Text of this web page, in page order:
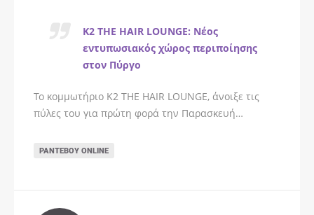
K2 THE HAIR LOUNGE: Νέος
εντυπωσιακός χώρος περιποίησης
στον Πύργο
Το κομμωτήριο K2 THE HAIR LOUNGE, άνοιξε τις
πύλες του για πρώτη φορά την Παρασκευή…
ΡΑΝΤΕΒΟΎ ONLINE